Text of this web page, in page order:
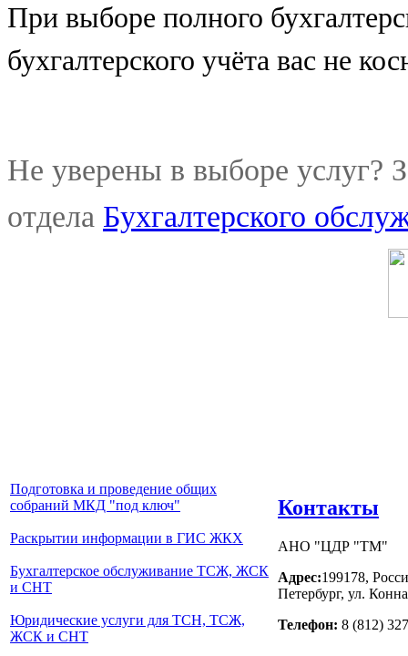
При выборе полного
бухгалтерского учёта вас не
Не уверены в выборе услуг?
отдела Бухгалтерского
Подготовка и проведение общих
собраний МКД "под ключ"
Раскрытии информации в ГИС ЖКХ
Бухгалтерское обслуживание ТСЖ, ЖСК
и СНТ
Юридические услуги для ТСН, ТСЖ,
ЖСК и СНТ
Контакты
АНО "ЦДР "ТМ"
Адрес:199178,
Петербург, ул.
Телефон: 8 (812)